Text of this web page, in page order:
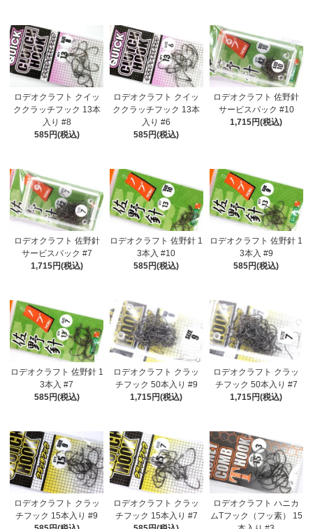
ロデオクラフト クイッ
ククラッチフック 13本
入り #8
585円(税込)
ロデオクラフト クイッ
ククラッチフック 13本
入り #6
585円(税込)
ロデオクラフト 佐野針
サービスパック #10
1,715円(税込)
ロデオクラフト 佐野針
サービスパック #7
1,715円(税込)
ロデオクラフト 佐野針 1
3本入 #10
585円(税込)
ロデオクラフト 佐野針 1
3本入 #9
585円(税込)
ロデオクラフト 佐野針 1
3本入 #7
585円(税込)
ロデオクラフト クラッ
チフック 50本入り #9
1,715円(税込)
ロデオクラフト クラッ
チフック 50本入り #7
1,715円(税込)
ロデオクラフト クラッ
チフック 15本入り #9
ロデオクラフト クラッ
チフック 15本入り #7
ロデオクラフト ハニカ
ムTフック（フッ素） 15